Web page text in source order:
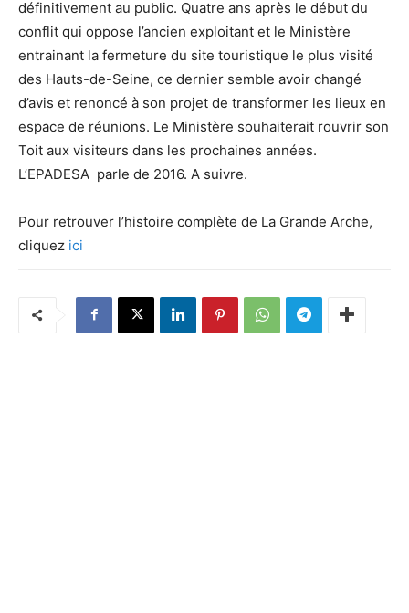
définitivement au public. Quatre ans après le début du
conflit qui oppose l’ancien exploitant et le Ministère
entrainant la fermeture du site touristique le plus visité
des Hauts-de-Seine, ce dernier semble avoir changé
d’avis et renoncé à son projet de transformer les lieux en
espace de réunions. Le Ministère souhaiterait rouvrir son
Toit aux visiteurs dans les prochaines années.
L’EPADESA parle de 2016. A suivre.
Pour retrouver l’histoire complète de La Grande Arche,
cliquez ici